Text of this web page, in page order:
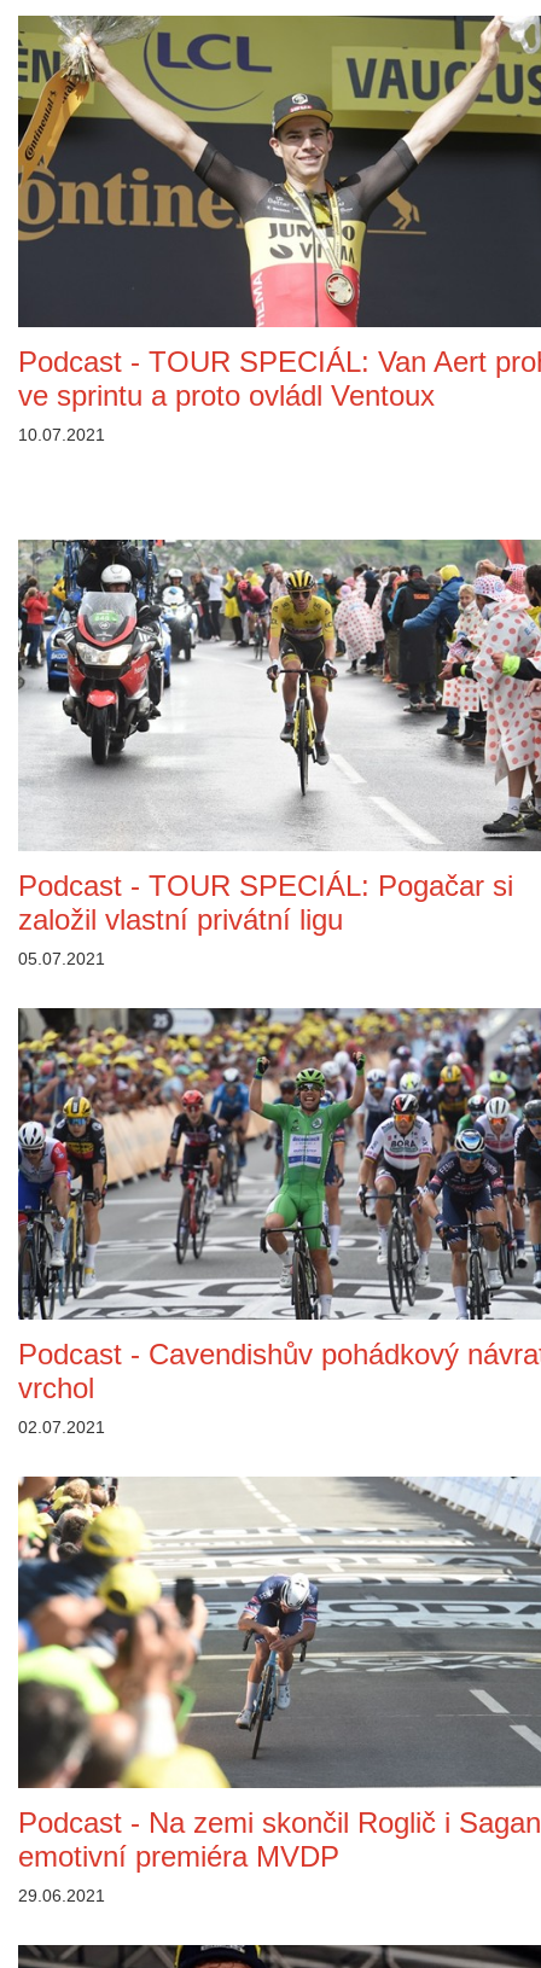
Podcast - TOUR SPECIÁL: Van Aert
ve sprintu a proto ovládl Ventoux
10.07.2021
Podcast - TOUR SPECIÁL: Pogačar si
založil vlastní privátní ligu
05.07.2021
Podcast - Cavendishův pohádkový
vrchol
02.07.2021
Podcast - Na zemi skončil Roglič i
emotivní premiéra MVDP
29.06.2021